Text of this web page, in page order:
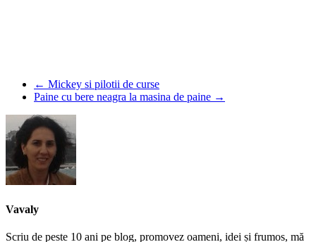
← Mickey si pilotii de curse
Paine cu bere neagra la masina de paine →
Vavaly
Scriu de peste 10 ani pe blog, promovez oameni, idei și frumos, mă